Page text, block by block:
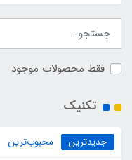
فقط محصولات موجود
تکنیک
جدیدترین محبوب‌ترین